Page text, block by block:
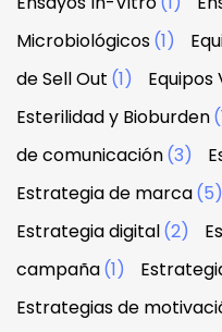
Microbiológicos(1)
de Sell Out (1)
Esterilidad y Bioburden
de comunicación(3)
Estrategia de marca(5)
Estrategia digital(2)
campaña(1)
Estrategias de